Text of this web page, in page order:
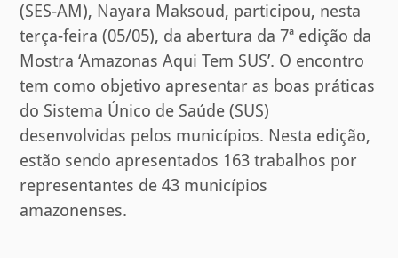
(SES-AM), Nayara Maksoud, participou, nesta
terça-feira (05/05), da abertura da 7ª edição da
Mostra ‘Amazonas Aqui Tem SUS’. O encontro
tem como objetivo apresentar as boas práticas
do Sistema Único de Saúde (SUS)
desenvolvidas pelos municípios. Nesta edição,
estão sendo apresentados 163 trabalhos por
representantes de 43 municípios
amazonenses.